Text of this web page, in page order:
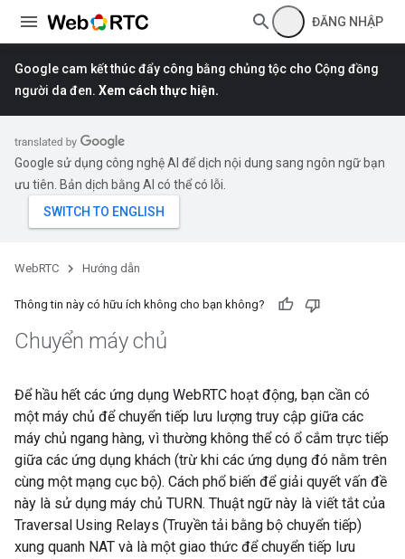
ĐĂNG NHẬP
Google cam kết thúc đẩy công bằng chủng tộc cho Cộng đồng
người da đen. Xem cách thực hiện.
Google sử dụng công nghệ AI để dịch nội dung sang ngôn ngữ bạn
ưu tiên. Bản dịch bằng AI có thể có lỗi.
WebRTC Hướng dẫn
Thông tin này có hữu ích không cho bạn không?
Chuyển máy chủ
Để hầu hết các ứng dụng WebRTC hoạt động, bạn cần có
một máy chủ để chuyển tiếp lưu lượng truy cập giữa các
máy chủ ngang hàng, vì thường không thể có ổ cắm trực tiếp
giữa các ứng dụng khách (trừ khi các ứng dụng đó nằm trên
cùng một mạng cục bộ). Cách phổ biến để giải quyết vấn đề
này là sử dụng máy chủ TURN. Thuật ngữ này là viết tắt của
Traversal Using Relays (Truyền tải bằng bộ chuyển tiếp)
xung quanh NAT và là một giao thức để chuyển tiếp lưu